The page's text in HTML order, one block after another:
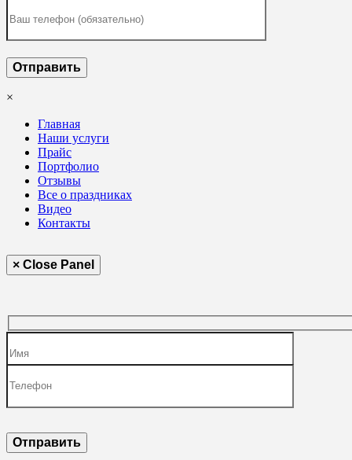
×
Главная
Наши услуги
Прайс
Портфолио
Отзывы
Все о праздниках
Видео
Контакты
× Close Panel